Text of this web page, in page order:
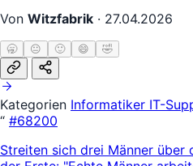
Von Witzfabrik · 27.04.2026
🥱 😐 🙂 😄 🤣
Kategorien Informatiker IT-
“ #68200
Streiten sich drei Männer über